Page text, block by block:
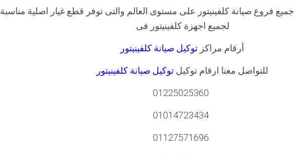
فروع صيانة كلفينيتور على مستوى العالم والتى توفر قطع غيار اصلية مناسبة
لجميع اجهزة كلفينيتور فى
أرقام مراكزتوكيل صيانة كلفينيتور
للتواصل معنا ارقام توكيلتوكيل صيانة كلفينيتور
01225025360
01014723434
01127571696